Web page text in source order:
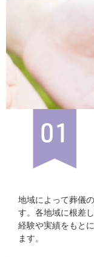
地域によって葬儀
す。各地域に根差
経験や実績をもと
ます。